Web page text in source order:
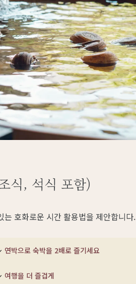
식, 석식 포함)
호화로운 시간 활용법을 제안합니다.
연박으로 숙박을 2배로 즐기세요
여행을 더 즐겁게